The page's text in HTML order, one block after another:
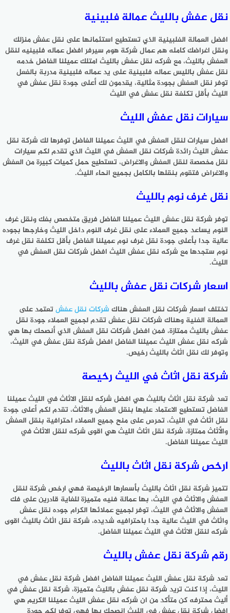
نقل عفش بالليث عمالة فلبينية
افضل العمالة الفلبينية الذي تستطيع استئمانها على نقل عفش منزلك
ونقل اغراضك كامله هم عمال شركة هوم سيرفر افضل عماله فلبينيه لنقل
العفش بالليث، مع شركه نقل عفش بالليث امتلك عميلنا الفاضل خدمه
نقل عفش بالليس عماله فلبينية على يد عماله فلبينية مدربة بالفعل
توفر نقل العفش بجودة مثالية، يقدمون لك أعلى جودة نقل عفش في
الليث بأقل تكلفة نقل عفش في الليث
سيارات نقل عفش الليث
افضل سيارات لنقل العفش في الليث عميلنا الفاضل توفرها لك شركة نقل
عفش الليث رائدة شركات نقل العفش في الليث الذي تقدم لكم سيارات
نقل مخصصة لنقل العفش والاغراض، تستطيع حمل كميات كبيرة من العفش
والاغراض فتقوم بنقلها بالكامل بجميع انحاء الليث.
نقل غرف نوم بالليث
توفر شركة نقل عفش الليث عميلنا الفاضل فريق متخصص بفك ونقل غرف
النوم يساعد جميع العملاء على نقل غرف النوم داخل الليث وخارجها بجوده
عالية جدا بأعلى جودة نقل غرف نوم عميلنا الفاضل بأقل تكلفة نقل غرف
نوم ستجدها مع شركه نقل عفش الليث افضل شركات نقل العفش في
الليث.
اسعار شركات نقل عفش بالليث
تختلف اسعار شركات نقل العفش هناك شركات نقل عفشتعتمد على
العمالة الفنية وهناك شركات نقل عفش تقدم لجميع العملاء جودة نقل
عفش بالليث ممتازة، فمن افضل شركات نقل العفش الذي أنصحك بها هي
شركه نقل عفش الليث عميلنا الفاضل افضل شركة نقل عفش في الليث،
وتوفر لك نقل اثاث بالليث رخيص.
شركة نقل اثاث في الليث رخيصة
تعد شركة نقل اثاث بالليث هي افضل شركه لنقل الاثاث في الليث عميلنا
الفاضل تستطيع الاعتماد عليها بنقل العفش والاثاث، تقدم لكم أعلى جودة
نقل اثاث في الليث، تحرص على منح جميع العملاء احترافية بنقل العفش
والأثاث ممتازة، شركة نقل اثاث الليث هي اقوى شركه لنقل الاثاث في
الليث عميلنا الفاضل.
ارخص شركة نقل اثاث بالليث
تتميز شركة نقل اثاث بالليث بأسعارها الرخيصة فهي ارخص شركة لنقل
العفش والاثاث في الليث، بها عمالة فنيه متميزة للغاية قادرين على فك
العفش والاثاث في الليث، توفر لجميع عملائها الكرام جوده نقل عفش
واثاث في الليث عالية جدا باحترافيه شديده، شركة نقل اثاث بالليث اقوى
شركه لنقل الاثاث في الليث عميلنا الفاضل.
رقم شركة نقل عفش بالليث
تعد شركة نقل عفش الليث عميلنا الفاضل افضل شركة نقل عفش في
الليث، إذا كنت تريد شركة نقل عفش بالليث متميزة، شركة نقل عفش في
أليث محترفه كن متأكد من ان شركه نقل عفش الليث عميلنا الكريم هي